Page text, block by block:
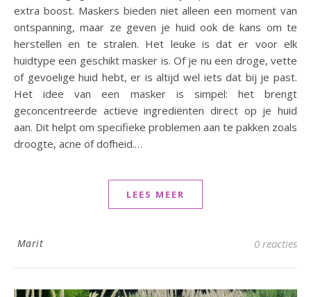
extra boost. Maskers bieden niet alleen een moment van
ontspanning, maar ze geven je huid ook de kans om te
herstellen en te stralen. Het leuke is dat er voor elk
huidtype een geschikt masker is. Of je nu een droge, vette
of gevoelige huid hebt, er is altijd wel iets dat bij je past.
Het idee van een masker is simpel: het brengt
geconcentreerde actieve ingrediënten direct op je huid
aan. Dit helpt om specifieke problemen aan te pakken zoals
droogte, acne of dofheid.…
LEES MEER
Marit 0 reacties